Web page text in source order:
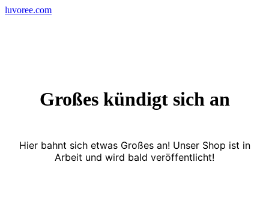
Skip
luvoree.com
Großes kündigt sich an
Hier bahnt sich etwas Großes an! Unser Shop ist in
Arbeit und wird bald veröffentlicht!